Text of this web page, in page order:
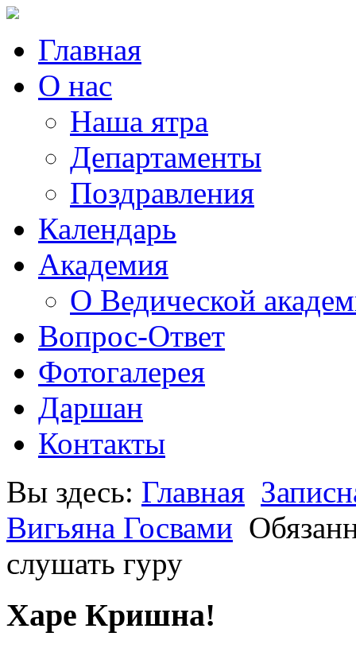
Главная
О нас
Наша ятра
Департаменты
Поздравления
Календарь
Академия
О Ведической
Вопрос-Ответ
Фотогалерея
Даршан
Контакты
Вы здесь: Главная
Вигьяна Госвами
слушать гуру
Харе Кришна!